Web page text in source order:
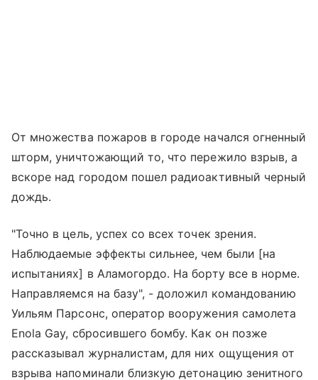
От множества пожаров в городе начался огненный
шторм, уничтожающий то, что пережило взрыв, а
вскоре над городом пошел радиоактивный черный
дождь.
"Точно в цель, успех со всех точек зрения.
Наблюдаемые эффекты сильнее, чем были [на
испытаниях] в Аламогордо. На борту все в норме.
Направляемся на базу", - доложил командованию
Уильям Парсонс, оператор вооружения самолета
Enola Gay, сбросившего бомбу. Как он позже
рассказывал журналистам, для них ощущения от
взрыва напоминали близкую детонацию зенитного